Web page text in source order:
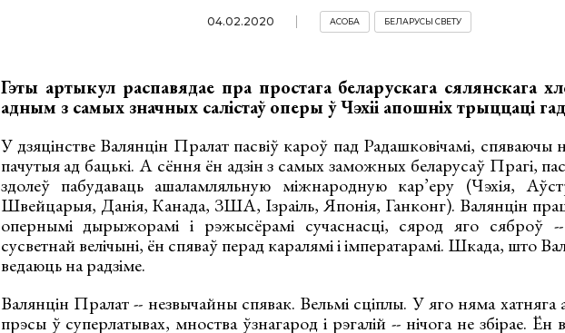
04.02.2020 АСОБА БЕЛАРУСЫ СВЕТУ
Гэты артыкул распавядае пра простага беларускага сялянскага
адным з самых значных салістаў оперы ў Чэхіі апошніх трыццаці
У дзяцінстве Валянцін Пралат пасвіў кароў пад Радашковічамі, спяваючы
пачутыя ад бацькі. А сёння ён адзін з самых заможных беларусаў Прагі,
здолеў пабудаваць ашаламляльную міжнародную кар’еру (Чэхія,
Швейцарыя, Данія, Канада, ЗША, Ізраіль, Японія, Ганконг). Валянцін
опернымі дырыжорамі і рэжысёрамі сучаснасці, сярод яго сяброў
сусветнай велічыні, ён спяваў перад каралямі і імператарамі. Шкада, што
ведаюць на радзіме.
Валянцін Пралат -- незвычайны спявак. Вельмі сціплы. У яго няма хатняга
прэсы ў суперлатывах, мноства ўзнагарод і рэгалій -- нічога не збірае. Ён